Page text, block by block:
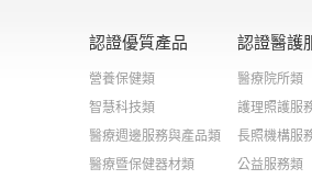
認證優質產品
營養保健類
智慧科技類
醫療週邊服務與產品類
醫療暨保健器材類
認證醫護
醫療院所類
護理照護服
長照機構服
公益服務類